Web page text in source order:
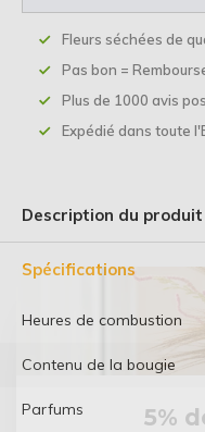
Fleurs séchées de
Pas bon =
Plus de 1000 avis
Expédié dans toute
Description du produit
Spécifications
Heures de combustion
Contenu de la bougie
Parfums 5%